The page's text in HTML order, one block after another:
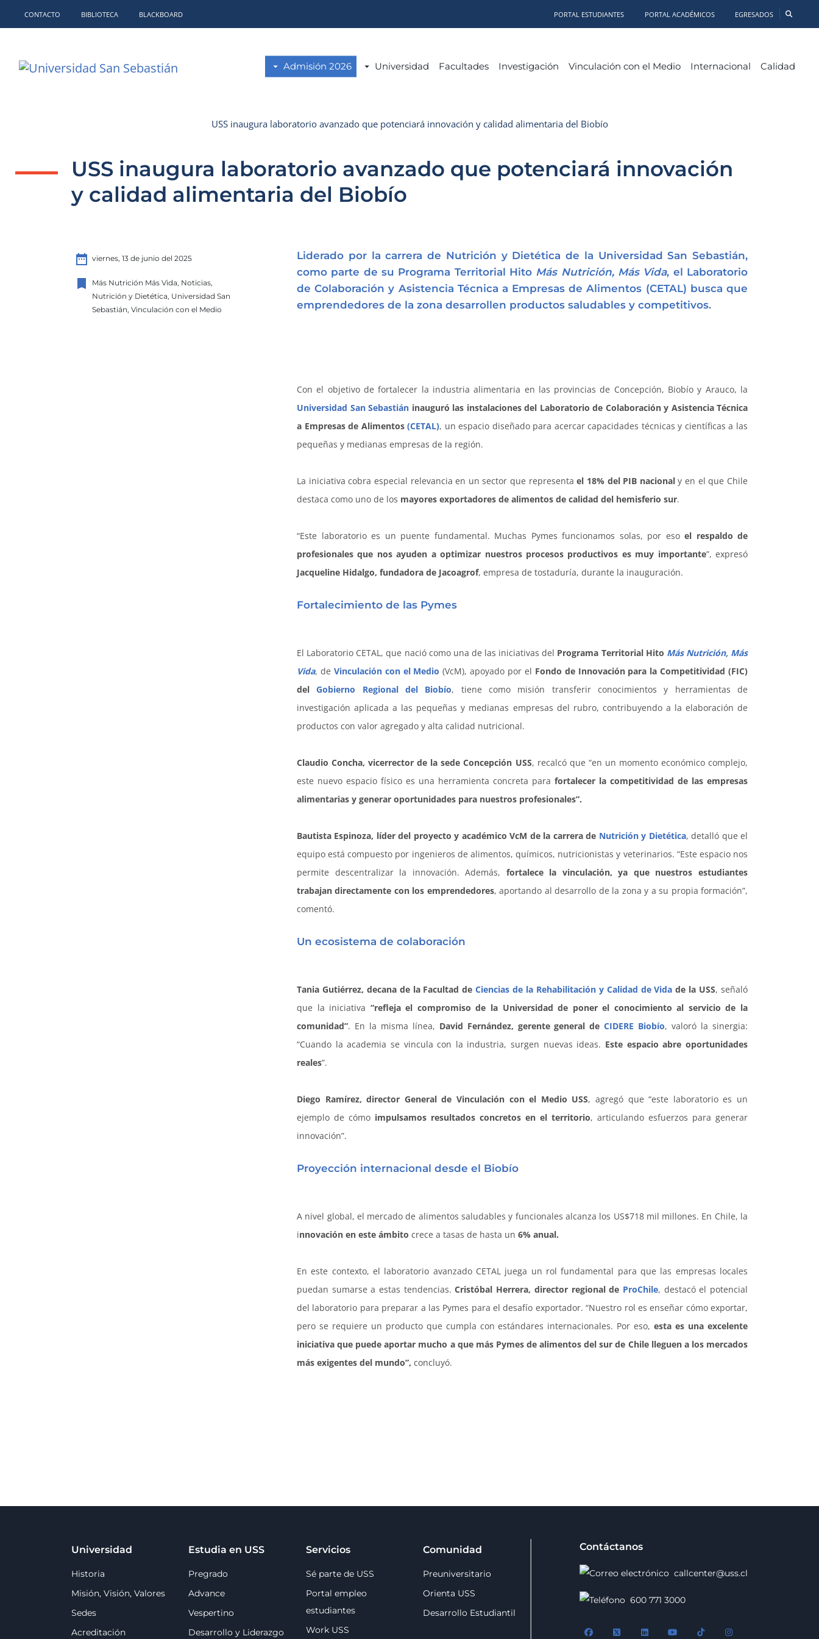
CONTACTO BIBLIOTECA BLACKBOARD PORTAL ESTUDIANTES PORTAL ACADÉMICOS EGRESADOS
Admisión 2026 Universidad Facultades Investigación Vinculación con el Medio Internacional Calidad
USS inaugura laboratorio avanzado que potenciará innovación y calidad alimentaria del Biobío
USS inaugura laboratorio avanzado que potenciará innovación
y calidad alimentaria del Biobío
date_range viernes, 13 de junio del 2025
bookmark
Más Nutrición Más Vida, Noticias,
Nutrición y Dietética, Universidad San
Sebastián, Vinculación con el Medio
Liderado por la carrera de Nutrición y Dietética de la Universidad San Sebastián,
como parte de su Programa Territorial Hito Más Nutrición, Más Vida, el Laboratorio
de Colaboración y Asistencia Técnica a Empresas de Alimentos (CETAL) busca que
emprendedores de la zona desarrollen productos saludables y competitivos.
Con el objetivo de fortalecer la industria alimentaria en las provincias de Concepción, Biobío y Arauco, la
Universidad San Sebastián inauguró las instalaciones del Laboratorio de Colaboración y Asistencia Técnica
a Empresas de Alimentos(CETAL), un espacio diseñado para acercar capacidades técnicas y científicas a las
pequeñas y medianas empresas de la región.
La iniciativa cobra especial relevancia en un sector que representa el 18% del PIB nacionaly en el que Chile
destaca como uno de los mayores exportadores de alimentos de calidad del hemisferio sur.
“Este laboratorio es un puente fundamental. Muchas Pymes funcionamos solas, por eso el respaldo de
profesionales que nos ayuden a optimizar nuestros procesos productivos es muy importante”, expresó
Jacqueline Hidalgo, fundadora de Jacoagrof, empresa de tostaduría, durante la inauguración.
Fortalecimiento de las Pymes
El Laboratorio CETAL, que nació como una de las iniciativas del Programa Territorial Hito Más Nutrición, Más
Vida, de Vinculación con el Medio (VcM), apoyado por el Fondo de Innovación para la Competitividad (FIC)
delGobierno Regional del Biobío, tiene como misión transferir conocimientos y herramientas de
investigación aplicada a las pequeñas y medianas empresas del rubro, contribuyendo a la elaboración de
productos con valor agregado y alta calidad nutricional.
Claudio Concha, vicerrector de la sede Concepción USS, recalcó que “en un momento económico complejo,
este nuevo espacio físico es una herramienta concreta para fortalecer la competitividad de las empresas
alimentarias y generar oportunidades para nuestros profesionales”.
Bautista Espinoza, líder del proyecto y académico VcM de la carrera de Nutrición y Dietética, detalló que el
equipo está compuesto por ingenieros de alimentos, químicos, nutricionistas y veterinarios. “Este espacio nos
permite descentralizar la innovación. Además, fortalece la vinculación, ya que nuestros estudiantes
trabajan directamente con los emprendedores, aportando al desarrollo de la zona y a su propia formación”,
comentó.
Un ecosistema de colaboración
Tania Gutiérrez, decana de la Facultad deCiencias de la Rehabilitación y Calidad de Vida de la USS, señaló
que la iniciativa “refleja el compromiso de la Universidad de poner el conocimiento al servicio de la
comunidad”. En la misma línea, David Fernández, gerente general deCIDERE Biobío, valoró la sinergia:
“Cuando la academia se vincula con la industria, surgen nuevas ideas. Este espacio abre oportunidades
reales”.
Diego Ramírez, director General de Vinculación con el Medio USS, agregó que “este laboratorio es un
ejemplo de cómo impulsamos resultados concretos en el territorio, articulando esfuerzos para generar
innovación”.
Proyección internacional desde el Biobío
A nivel global, el mercado de alimentos saludables y funcionales alcanza los US$718 mil millones. En Chile, la
innovación en este ámbito crece a tasas de hasta un 6% anual.
En este contexto, el laboratorio avanzado CETAL juega un rol fundamental para que las empresas locales
puedan sumarse a estas tendencias.Cristóbal Herrera, director regional de ProChile, destacó el potencial
del laboratorio para preparar a las Pymes para el desafío exportador. “Nuestro rol es enseñar cómo exportar,
pero se requiere un producto que cumpla con estándares internacionales. Por eso,esta es una excelente
iniciativa que puede aportar mucho a que más Pymes de alimentos del sur de Chile lleguen a los mercados
más exigentes del mundo”, concluyó.
Universidad
Historia
Misión, Visión, Valores
Sedes
Acreditación
Estudia en USS
Pregrado
Advance
Vespertino
Desarrollo y Liderazgo
Servicios
Sé parte de USS
Portal empleo
estudiantes
Work USS
Comunidad
Preuniversitario
Orienta USS
Desarrollo Estudiantil
Contáctanos
callcenter@uss.cl
600 771 3000